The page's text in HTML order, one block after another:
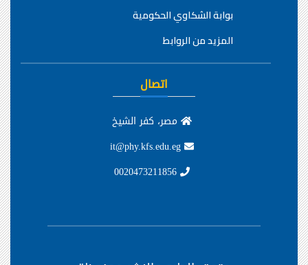
بوابة الشكاوي الحكومية
المزيد من الروابط
اتصال
مصر، كفر الشيخ